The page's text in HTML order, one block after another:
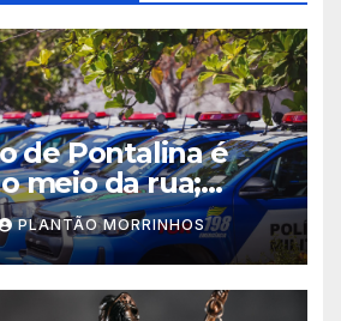
de Pontalina é
meio da rua;
PLANTÃO MORRINHOS